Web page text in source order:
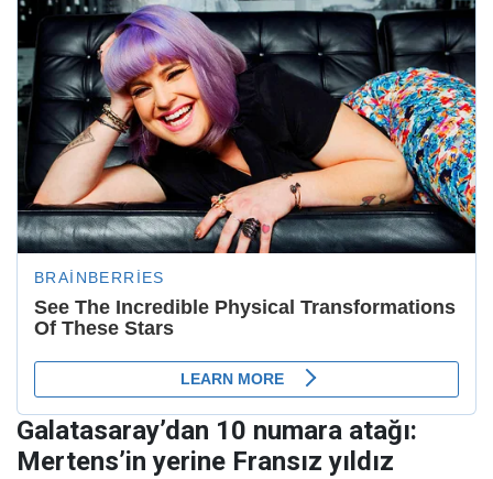
Galatasaray’dan 10 numara atağı:
Mertens’in yerine Fransız yıldız